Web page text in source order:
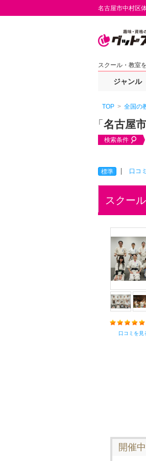
名古屋市中村区
スクール・教室
ジャンル
TOP 全国の
「 名古屋
検索条件
標準 口コ
スクー
口コミを見
開催